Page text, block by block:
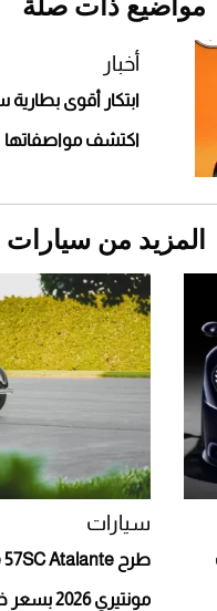
Aston Martin Valiant: على هوى الأبطال
مواضيع ذات صلة
أخبار
اكتشف مواصفاتها
المزيد من سيارات
سيارات
مونتيري 2026 بسعر خيالي